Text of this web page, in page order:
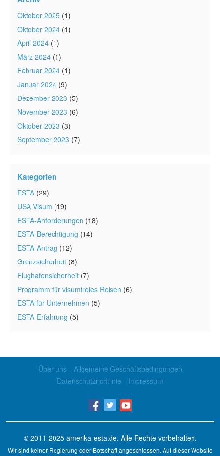
Oktober 2025 (1)
Oktober 2024 (1)
April 2024 (1)
März 2024 (1)
Februar 2024 (1)
Januar 2024 (9)
Dezember 2023 (5)
November 2023 (6)
Oktober 2023 (3)
September 2023 (7)
Kategorien
ESTA (29)
USA Visum (19)
ESTA-Anforderungen (18)
ESTA-Berechtigung (14)
ESTA-Antrag (12)
Grenzsicherheit (8)
Flughafensicherheit (7)
Programm für visumfreies Reisen (6)
ESTA für Unternehmen (5)
ESTA-Erfahrung (5)
Über uns
Allgemeine Geschäftsbedingungen
Datenschutzrichtlinie
Impressum
© 2011-2025 amerika-esta.de. Alle Rechte vorbehalten.
Wir sind keiner Regierung oder Botschaft angeschlossen. Auf dieser Website